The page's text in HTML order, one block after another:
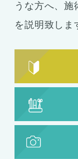
うな方へ、
を説明致しま